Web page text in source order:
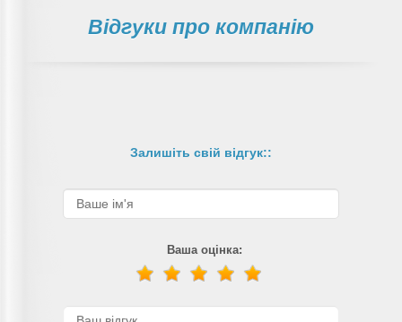
Відгуки про компанію
Залишіть свій відгук::
Ваша оцінка: